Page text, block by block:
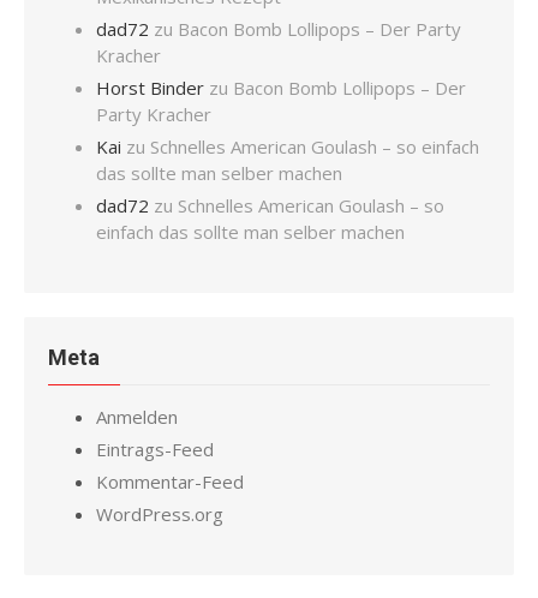
dad72 zu Bacon Bomb Lollipops – Der Party
Kracher
Horst Binder zu Bacon Bomb Lollipops – Der
Party Kracher
Kai zu Schnelles American Goulash – so einfach
das sollte man selber machen
dad72 zu Schnelles American Goulash – so
einfach das sollte man selber machen
Meta
Anmelden
Eintrags-Feed
Kommentar-Feed
WordPress.org